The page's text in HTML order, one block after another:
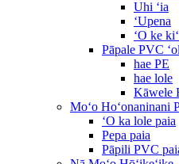
Uhi ʻia
ʻUpena
ʻO ke
Pāpale PVC
hae PE
hae lole
Kāwele
Moʻo Hoʻonaninani
ʻO ka lole paia
Pepa paia
Pāpili PVC